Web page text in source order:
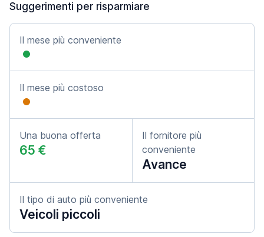
Suggerimenti per risparmiare
Il mese più conveniente
Il mese più costoso
Una buona offerta
65 €
Il fornitore più
conveniente
Avance
Il tipo di auto più conveniente
Veicoli piccoli